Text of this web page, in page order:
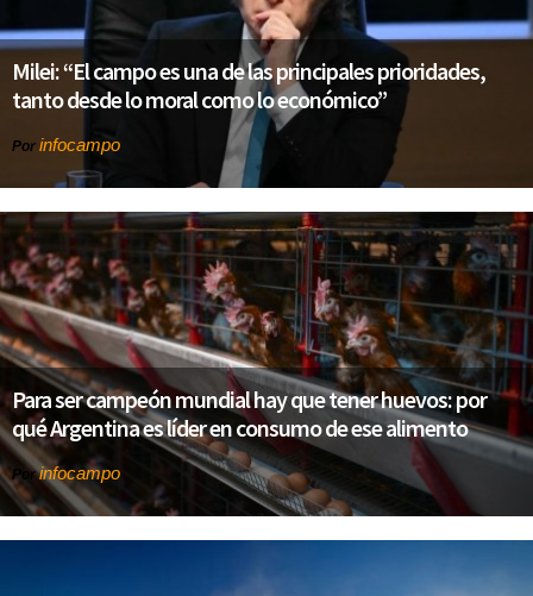
Milei: “El campo es una de las principales prioridades,
tanto desde lo moral como lo económico”
Por infocampo
Para ser campeón mundial hay que tener huevos: por
qué Argentina es líder en consumo de ese alimento
Porinfocampo